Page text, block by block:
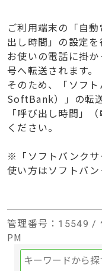
ご利用端末の「自
出し時間」の設定を
お使いの電話に掛
号へ転送されます。
そのため、「ソフ
SoftBank）」の転
「呼び出し時間」
ください。
※「ソフトバンク
使い方はソフトバン
管理番号 ：15549 /
PM